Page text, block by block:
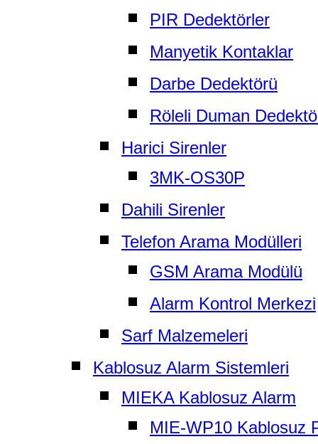
PIR Dedektörler
Manyetik Kontaklar
Darbe Dedektörü
Röleli Duman
Harici Sirenler
3MK-OS30P
Dahili Sirenler
Telefon Arama Modülleri
GSM Arama Modülü
Alarm Kontrol Merkezi
Sarf Malzemeleri
Kablosuz Alarm Sistemleri
MIEKA Kablosuz Alarm
MIE-WP10 Kablosuz